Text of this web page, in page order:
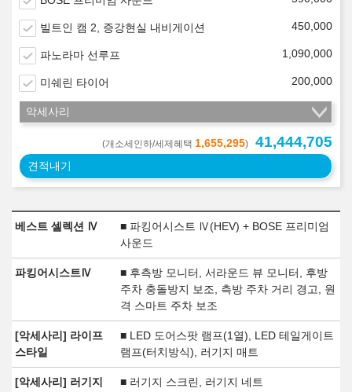
빌트인 캠 2, 증강현실 내비게이션 450,000
파노라마 선루프 1,090,000
미쉐린 타이어 200,000
악세사리
(개소세인하/세제혜택 1,655,295) 41,444,705
견적내기
베스트 셀렉션 Ⅳ
■ 파킹어시스트 Ⅳ(HEV) + BOSE 프리미엄
사운드
파킹어시스트Ⅳ
■ 후측방 모니터, 서라운드 뷰 모니터, 후방
주차 충돌방지 보조, 측방 주차 거리 경고, 원
격 스마트 주차 보조
[악세사리] 라이프
스타일
■ LED 도어스팟 램프(1열), LED 테일게이트
램프(터치방식), 러기지 매트
[악세사리] 러기지
■ 러기지 스크린, 러기지 네트